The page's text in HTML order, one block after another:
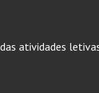
atividades